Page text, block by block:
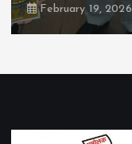
February 19, 2026